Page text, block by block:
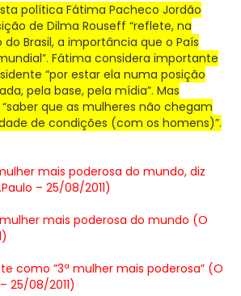
política Fátima Pacheco Jordão
de Dilma Rouseff “reflete, na
Brasil, a importância que o País
Fátima considera importante
“por estar ela numa posição
pela base, pela mídia”. Mas
que as mulheres não chegam
de condições (com os homens)”.
mais poderosa do mundo, diz
– 25/08/2011)
mais poderosa do mundo (O
como ”3ª mulher mais poderosa” (O
25/08/2011)